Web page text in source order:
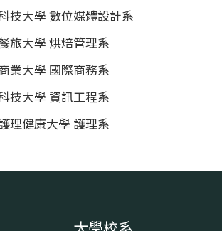
技大學 數位媒體設計系
旅大學 烘焙管理系
業大學 國際商務系
技大學 資訊工程系
理健康大學 護理系